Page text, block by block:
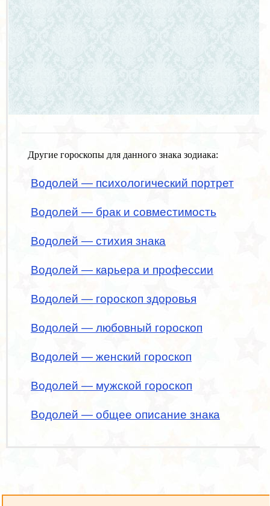
Другие гороскопы для данного знака зодиака:
Водолей — психологический портрет
Водолей — брак и совместимость
Водолей — стихия знака
Водолей — карьера и профессии
Водолей — гороскоп здоровья
Водолей — любовный гороскоп
Водолей — женский гороскоп
Водолей — мужской гороскоп
Водолей — общее описание знака